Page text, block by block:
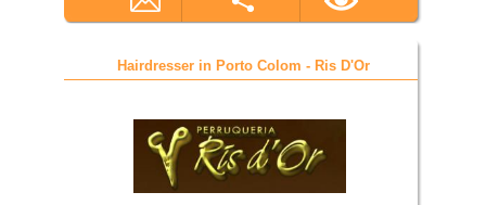
Hairdresser in Porto Colom - Ris D'Or